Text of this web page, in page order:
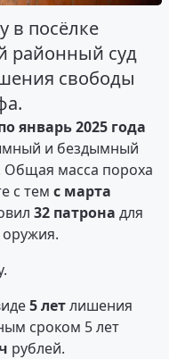
посёлке
районный суд
свободы
январь 2025 года
и бездымный
масса пороха
с тем с марта
32 патрона для
оружия.
5 летлишения
сроком 5 лет
рублей.